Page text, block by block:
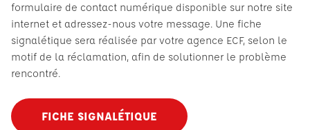
formulaire de contact numérique disponible sur notre site
internet et adressez-nous votre message. Une fiche
signalétique sera réalisée par votre agence ECF, selon le
motif de la réclamation, afin de solutionner le problème
rencontré.
FICHE SIGNALÉTIQUE